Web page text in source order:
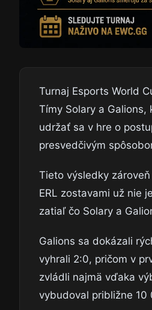
Turnaj Esports World
Tímy Solary a Galions,
udržať sa v hre o
presvedčivým
Tieto výsledky
ERL zostavami už nie
zatiaľ čo Solary a
Galions sa dokázali
vyhrali 2:0, pričom v
zvládli najmä vďaka
vybudoval približne